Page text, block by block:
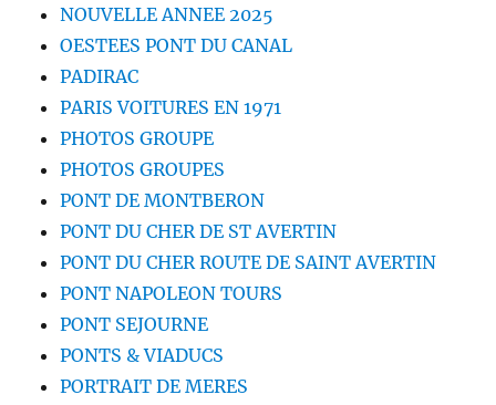
NOUVELLE ANNEE 2025
OESTEES PONT DU CANAL
PADIRAC
PARIS VOITURES EN 1971
PHOTOS GROUPE
PHOTOS GROUPES
PONT DE MONTBERON
PONT DU CHER DE ST AVERTIN
PONT DU CHER ROUTE DE SAINT AVERTIN
PONT NAPOLEON TOURS
PONT SEJOURNE
PONTS & VIADUCS
PORTRAIT DE MERES